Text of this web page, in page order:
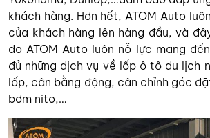
khách hàng. Hơn hết, ATOM Auto
của khách hàng lên hàng đầu, và
do ATOM Auto luôn nỗ lực mang
đủ những dịch vụ về lốp ô tô du lịch
lốp, cân bằng động, cân chỉnh góc
bơm nito,…